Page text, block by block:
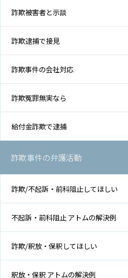
士
解
事
例
績
弁
費
地
図・
詐欺被害者と示談
詐欺逮捕で接見
詐欺事件の会社対応
詐欺冤罪無実なら
給付金詐欺で逮捕
詐欺事件の弁護活動
詐欺/不起訴・前科阻止してほしい
不起訴・前科阻止 アトムの解決例
詐欺/釈放・保釈してほしい
釈放・保釈 アトムの解決例